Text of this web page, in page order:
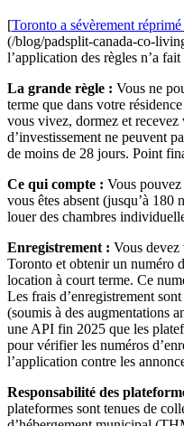
[Toronto a sévèrement
(/blog/padsplit-canada-co-
l’application des règles n’a
La grande règle : Vous ne
terme que dans votre
vous vivez, dormez et
d’investissement ne peuvent
de moins de 28 jours. Point
Ce qui compte : Vous
vous êtes absent (jusqu’à 180
louer des chambres
Enregistrement : Vous devez
Toronto et obtenir un numéro
location à court terme. Ce
Les frais d’enregistrement
(soumis à des augmentations
une API fin 2025 que les
pour vérifier les numéros
l’application contre les
Responsabilité des
plateformes sont tenues de